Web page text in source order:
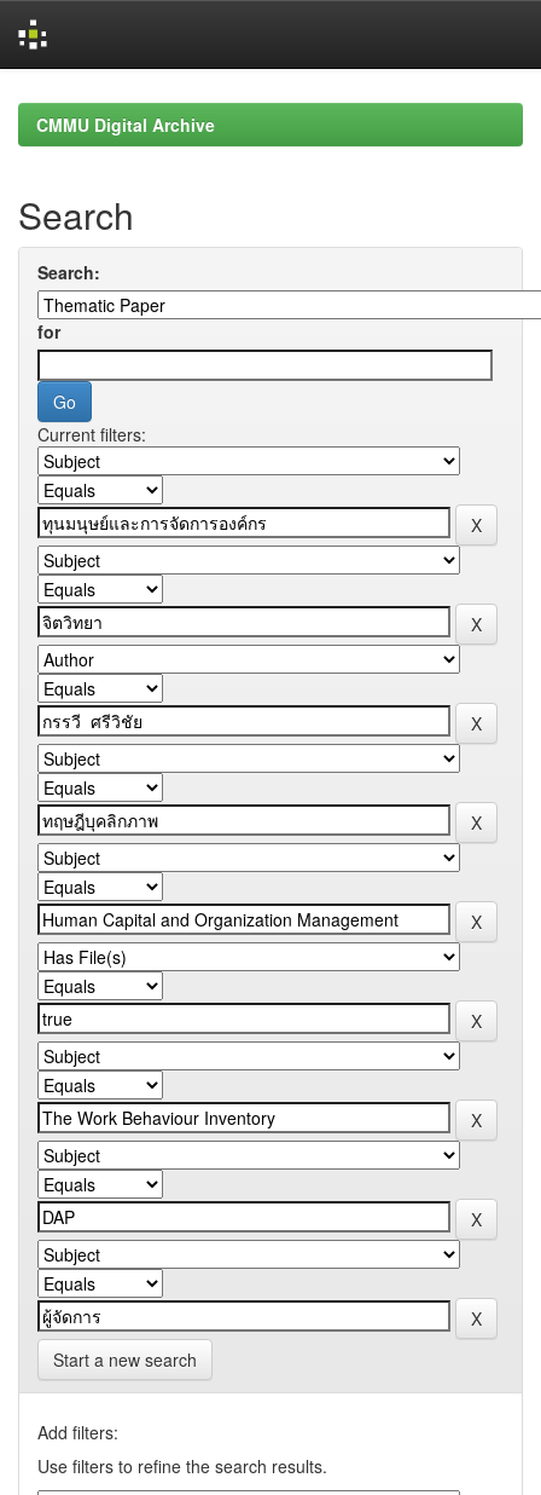
navigationCMMU Digital Archive
Search
Search:
for
Current filters:
Start a new search
Add filters:
Use filters to refine the search results.